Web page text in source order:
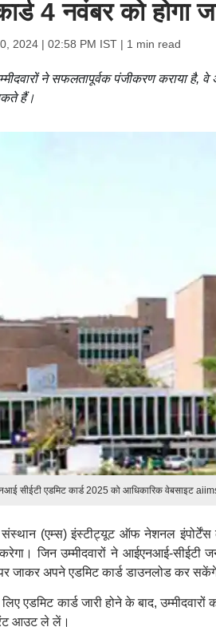
4 नवंबर को होगा
2024 | 02:58 PM IST| 1 min read
ने सफलतापूर्वक पंजीकरण कराया है,
हैं।
सीईटी एडमिट कार्ड 2025 को आधिकारिक वेबसाइट
संस्थान (एम्स) इंस्टीट्यूट ऑफ नेशनल
जिन उम्मीदवारों ने आईएनआई-सीईटी
जाकर अपने एडमिट कार्ड डाउनलोड कर
एडमिट कार्ड जारी होने के बाद,
आउट ले लें।